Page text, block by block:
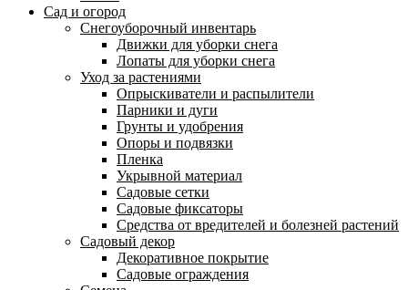
Сад и огород
Снегоуборочный инвентарь
Движки для уборки снега
Лопаты для уборки снега
Уход за растениями
Опрыскиватели и распылители
Парники и дуги
Грунты и удобрения
Опоры и подвязки
Пленка
Укрывной материал
Садовые сетки
Садовые фиксаторы
Средства от вредителей и болезней растений
Садовый декор
Декоративное покрытие
Садовые ограждения